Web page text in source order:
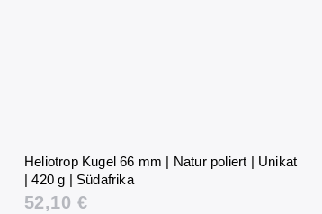
Heliotrop Kugel 66 mm | Natur poliert | Unikat
| 420 g | Südafrika
52,10 €